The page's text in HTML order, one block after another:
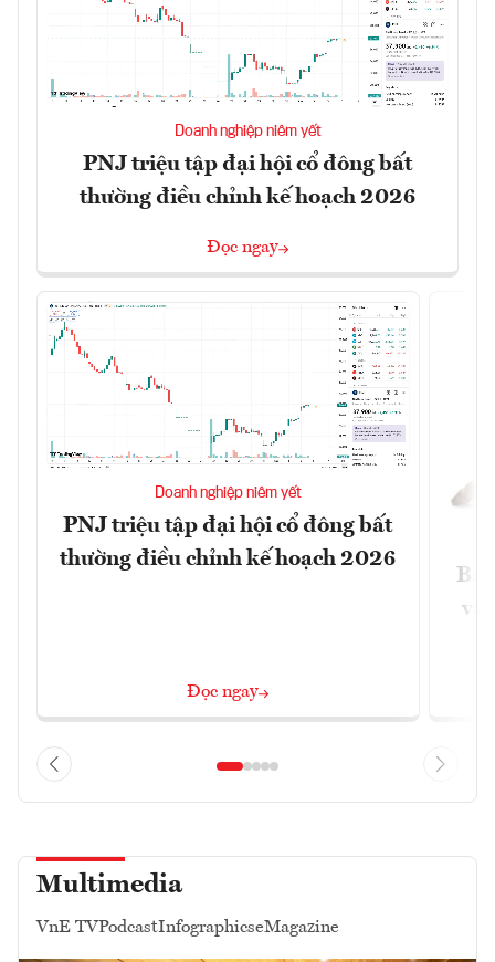
Doanh nghiệp niêm yết
PNJ triệu tập đại hội cổ đông bất
thường điều chỉnh kế hoạch 2026
Đọc ngay
Doanh nghiệp niêm yết
PNJ triệu tập đại hội cổ đông bất
thường điều chỉnh kế hoạch 2026
Đọc ngay
và
Multimedia
VnE TVPodcastInfographicseMagazine